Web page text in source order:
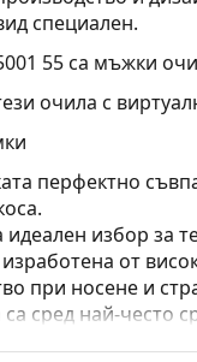
специален.
55са мъжки
очила с
перфектно
идеален избор за
от
при носене и
сред най-често